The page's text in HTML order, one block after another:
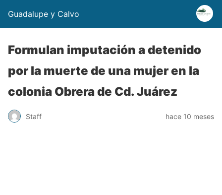
Guadalupe y Calvo
Formulan imputación a detenido
por la muerte de una mujer en la
colonia Obrera de Cd. Juárez
Staff hace 10 meses